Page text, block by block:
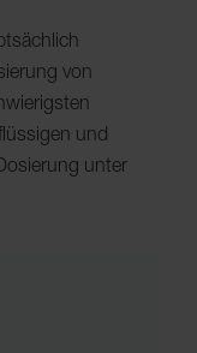
von
und
unter